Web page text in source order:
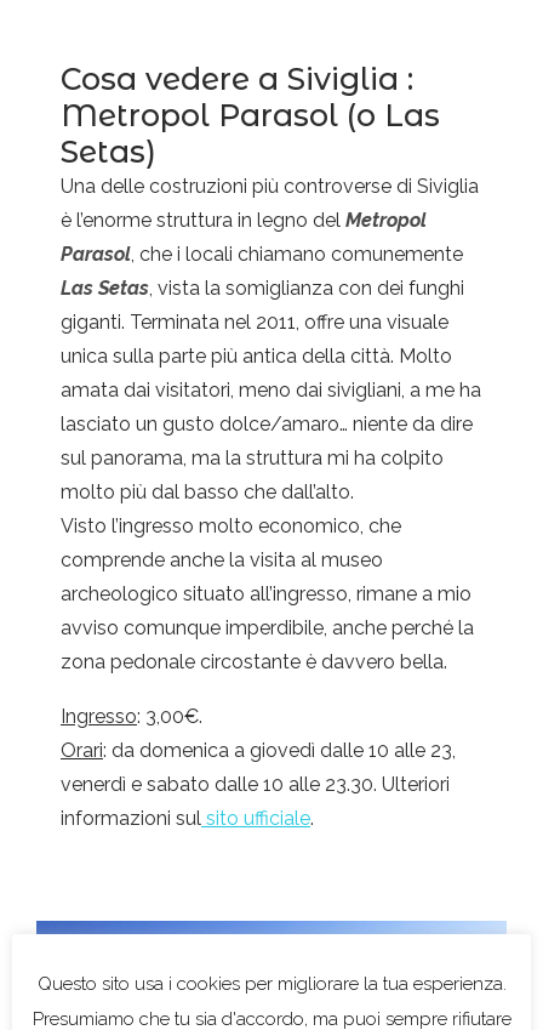
Cosa vedere a Siviglia :
Metropol Parasol (o Las
Setas)
Una delle costruzioni più controverse di Siviglia
è l’enorme struttura in legno del Metropol
Parasol, che i locali chiamano comunemente
Las Setas, vista la somiglianza con dei funghi
giganti. Terminata nel 2011, offre una visuale
unica sulla parte più antica della città. Molto
amata dai visitatori, meno dai sivigliani, a me ha
lasciato un gusto dolce/amaro… niente da dire
sul panorama, ma la struttura mi ha colpito
molto più dal basso che dall’alto.
Visto l’ingresso molto economico, che
comprende anche la visita al museo
archeologico situato all’ingresso, rimane a mio
avviso comunque imperdibile, anche perché la
zona pedonale circostante è davvero bella.
Ingresso: 3,00€.
Orari: da domenica a giovedì dalle 10 alle 23,
venerdì e sabato dalle 10 alle 23.30. Ulteriori
informazioni sul sito ufficiale.